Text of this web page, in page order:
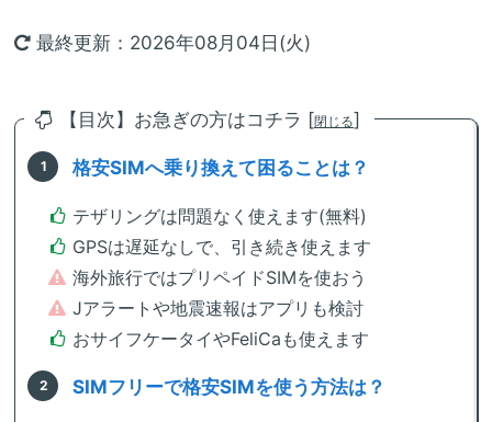
最終更新：2026年08月04日(火)
【目次】お急ぎの方はコチラ [閉じる]
格安SIMへ乗り換えて困ることは？
テザリングは問題なく使えます(無料)
GPSは遅延なしで、引き続き使えます
海外旅行ではプリペイドSIMを使おう
Jアラートや地震速報はアプリも検討
おサイフケータイやFeliCaも使えます
SIMフリーで格安SIMを使う方法は？